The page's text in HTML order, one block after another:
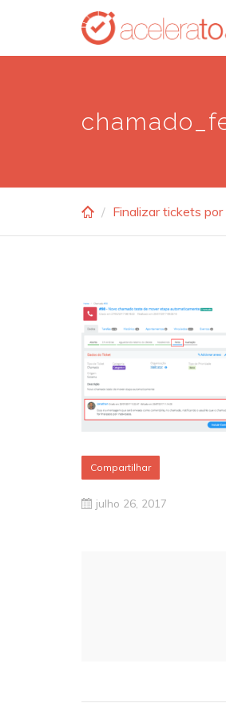
main
Finalizar tickets
Compartilhar
julho 26, 2017